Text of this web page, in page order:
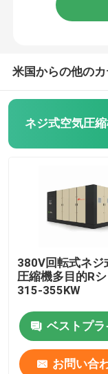
オイルによっ
循環の冷やさ
低圧スクリュ
回転式ベーン・
米国からの他の
ネジ式空気圧
380V回転式ネジ
圧縮機多目的R
315-355KW
ベストプラ
お問い合